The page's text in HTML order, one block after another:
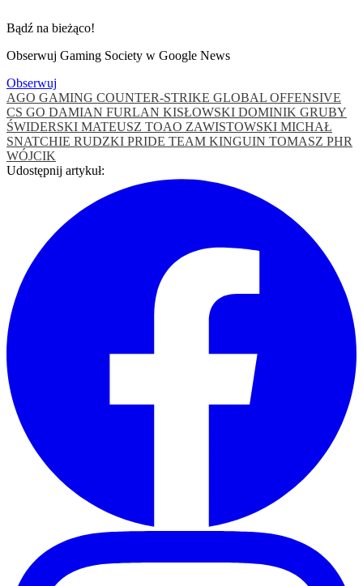
Bądź na bieżąco!
Obserwuj Gaming Society w Google News
Obserwuj
AGO GAMING COUNTER-STRIKE GLOBAL OFFENSIVE
CS GO DAMIAN FURLAN KISŁOWSKI DOMINIK GRUBY
ŚWIDERSKI MATEUSZ TOAO ZAWISTOWSKI MICHAŁ
SNATCHIE RUDZKI PRIDE TEAM KINGUIN TOMASZ PHR
WÓJCIK
Udostępnij artykuł: